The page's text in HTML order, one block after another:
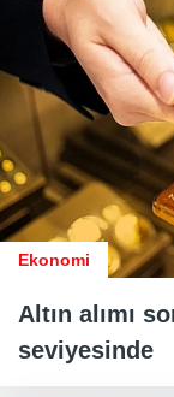
Ekonomi
Altın alımı
seviyesinde